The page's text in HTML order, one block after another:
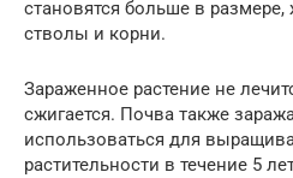
становятся больше в
стволы и корни.
Зараженное растение не
сжигается. Почва также
использоваться для
растительности в течение 5